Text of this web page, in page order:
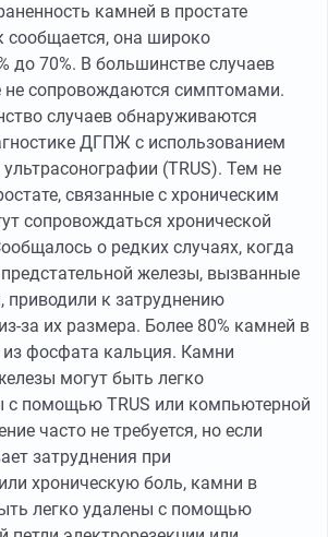
камней в простате
сообщается, она широко
до 70%. В большинстве случаев
не сопровождаются симптомами.
случаев обнаруживаются
ДГПЖ с использованием
(TRUS). Тем не
связанные с хроническим
сопровождаться хронической
о редких случаях, когда
железы, вызванные
к затруднению
за их размера. Более 80% камней в
из фосфата кальция. Камни
могут быть легко
с помощью TRUS или компьютерной
часто не требуется, но если
затруднения при
хроническую боль, камни в
легко удалены с помощью